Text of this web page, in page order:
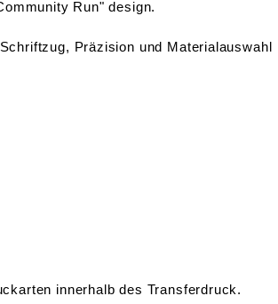
innerhalb des Transferdruck.